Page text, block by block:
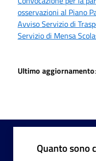
osservazioni al Piano
Avviso Servizio di
Servizio di Mensa
Ultimo aggiornamento
Quanto sono